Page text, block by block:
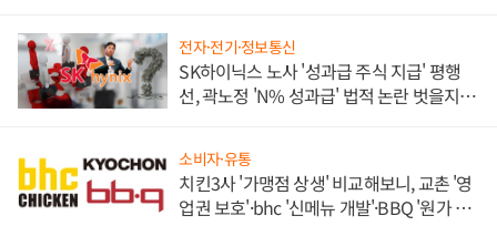
전자·전기·정보통신
SK하이닉스 노사 '성과급 주식 지급' 평행
선, 곽노정 'N% 성과급' 법적 논란 벗을지 주
소비자·유통
치킨3사 '가맹점 상생' 비교해보니, 교촌 '영
업권 보호'·bhc '신메뉴 개발'·BBQ '원가 부